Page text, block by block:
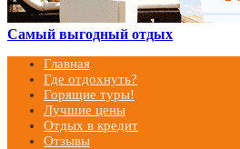
Самый выгодный отдых
Главная
Где отдохнуть?
Горящие туры!
Лучшие цены
Отдых в кредит
Отзывы